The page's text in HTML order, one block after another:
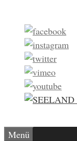
Inhalt
springen
Menü